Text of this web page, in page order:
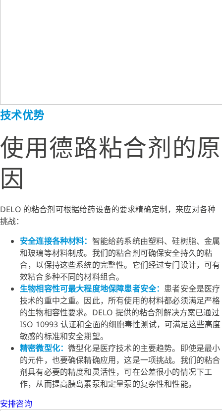
技术优势
使用德路粘合剂的原
因
DELO 的粘合剂可根据给药设备的要求精确定制，来应对各种
挑战：
安全连接各种材料： 智能给药系统由塑料、硅树脂、金属
和玻璃等材料制成。我们的粘合剂可确保安全持久的粘
合，以保持这些系统的完整性。它们经过专门设计，可有
效粘合多种不同的材料组合。
生物相容性可最大程度地保障患者安全： 患者安全是医疗
技术的重中之重。因此，所有使用的材料都必须满足严格
的生物相容性要求。DELO 提供的粘合剂解决方案已通过
ISO 10993 认证和全面的细胞毒性测试，可满足这些高度
敏感的标准和安全期望。
精密微型化：微型化是医疗技术的主要趋势。即使是最小
的元件，也要确保精确应用，这是一项挑战。我们的粘合
剂具有必要的精度和灵活性，可在公差很小的情况下工
作，从而提高胰岛素泵和定量泵的复杂性和性能。
安排咨询